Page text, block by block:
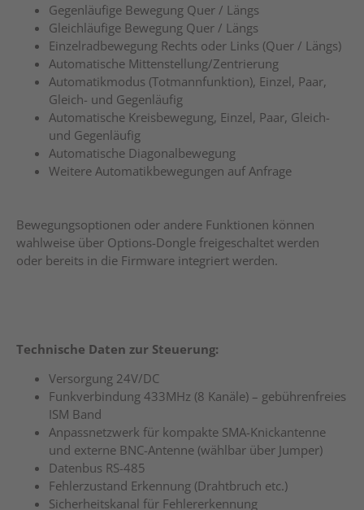
Gegenläufige Bewegung Quer / Längs
Gleichläufige Bewegung Quer / Längs
Einzelradbewegung Rechts oder Links (Quer / Längs)
Automatische Mittenstellung/Zentrierung
Automatikmodus (Totmannfunktion), Einzel, Paar,
Gleich- und Gegenläufig
Automatische Kreisbewegung, Einzel, Paar, Gleich-
und Gegenläufig
Automatische Diagonalbewegung
Weitere Automatikbewegungen auf Anfrage
Bewegungsoptionen oder andere Funktionen können
wahlweise über Options-Dongle freigeschaltet werden
oder bereits in die Firmware integriert werden.
Technische Daten zur Steuerung:
Versorgung 24V/DC
Funkverbindung 433MHz (8 Kanäle) – gebührenfreies
ISM Band
Anpassnetzwerk für kompakte SMA-Knickantenne
und externe BNC-Antenne (wählbar über Jumper)
Datenbus RS-485
Fehlerzustand Erkennung (Drahtbruch etc.)
Sicherheitskanal für Fehlererkennung